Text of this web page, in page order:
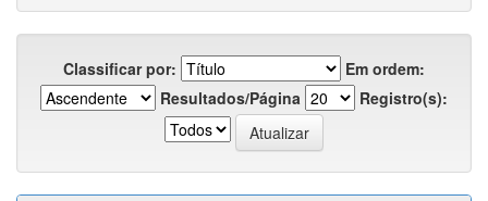
Classificar por:
Em ordem:
Resultados/Página
Registro(s):